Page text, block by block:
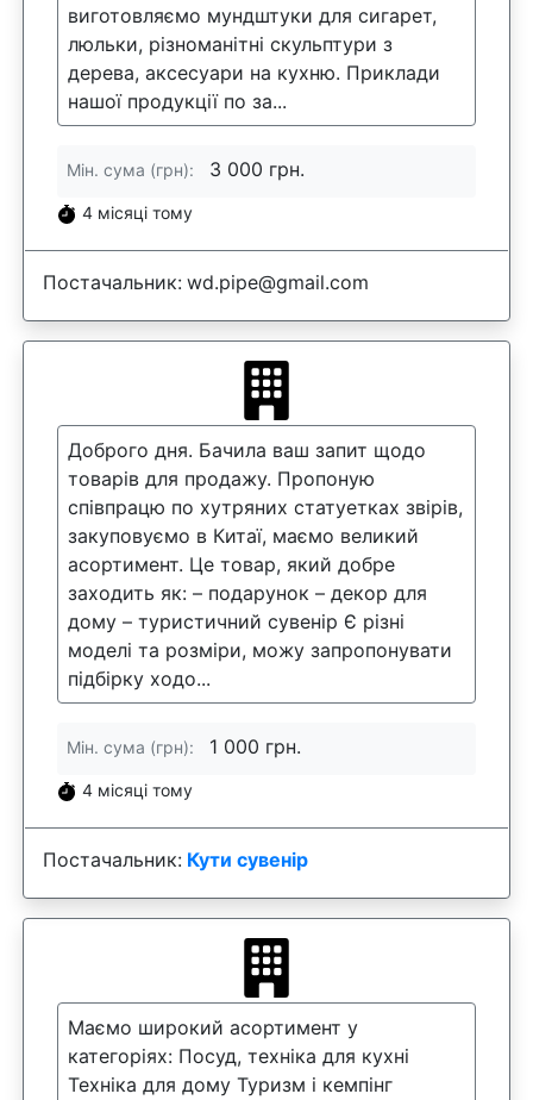
виготовляємо мундштуки для сигарет,
люльки, різноманітні скульптури з
дерева, аксесуари на кухню. Приклади
нашої продукції по за...
Мін. сума (грн): 3 000 грн.
4 місяці тому
Постачальник: wd.pipe@gmail.com
Доброго дня. Бачила ваш запит щодо
товарів для продажу. Пропоную
співпрацю по хутряних статуетках звірів,
закуповуємо в Китаї, маємо великий
асортимент. Це товар, який добре
заходить як: – подарунок – декор для
дому – туристичний сувенір Є різні
моделі та розміри, можу запропонувати
підбірку ходо...
Мін. сума (грн): 1 000 грн.
4 місяці тому
Постачальник: Кути сувенір
Маємо широкий асортимент у
категоріях: Посуд, техніка для кухні
Техніка для дому Туризм і кемпінг